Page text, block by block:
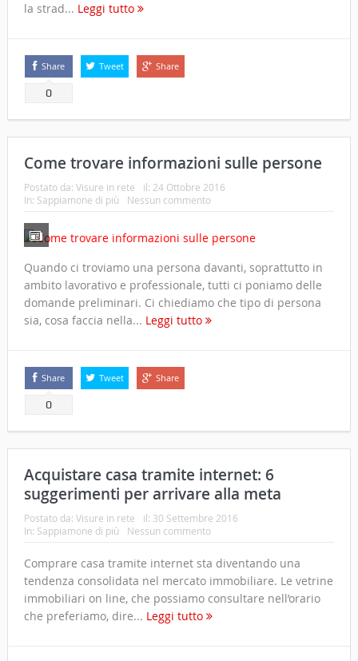
la strad... Leggi tutto
Share
0
Tweet Share
Come trovare informazioni sulle persone
Postato da: Visure in rete il: 24 Ottobre 2016
In: Sappiamone di più Nessun commento
Quando ci troviamo una persona davanti, soprattutto in
ambito lavorativo e professionale, tutti ci poniamo delle
domande preliminari. Ci chiediamo che tipo di persona
sia, cosa faccia nella... Leggi tutto
Share
0
Tweet Share
Acquistare casa tramite internet: 6
suggerimenti per arrivare alla meta
Postato da: Visure in rete il: 30 Settembre 2016
In: Sappiamone di più Nessun commento
Comprare casa tramite internet sta diventando una
tendenza consolidata nel mercato immobiliare. Le vetrine
immobiliari on line, che possiamo consultare nell’orario
che preferiamo, dire... Leggi tutto